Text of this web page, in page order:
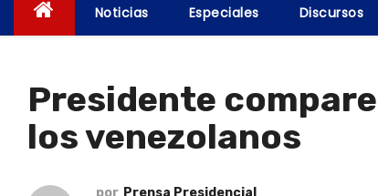
Noticias Especiales Discursos
Presidente
los venezolanos
por Prensa Presidencial